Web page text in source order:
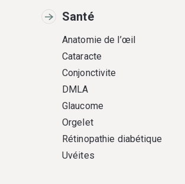
Santé
Anatomie de l’œil
Cataracte
Conjonctivite
DMLA
Glaucome
Orgelet
Rétinopathie diabétique
Uvéites